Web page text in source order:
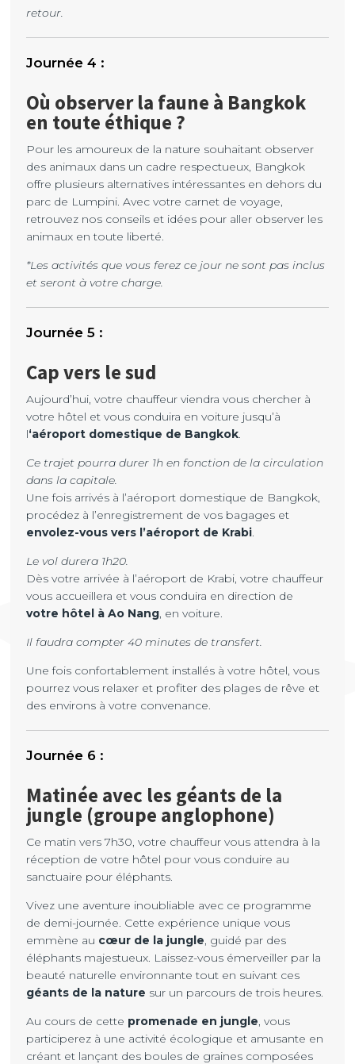
retour.
Où observer la faune à Bangkok
en toute éthique ?
Pour les amoureux de la nature souhaitant observer
des animaux dans un cadre respectueux, Bangkok
offre plusieurs alternatives intéressantes en dehors du
parc de Lumpini. Avec votre carnet de voyage,
retrouvez nos conseils et idées pour aller observer les
animaux en toute liberté.
*Les activités que vous ferez ce jour ne sont pas inclus
et seront à votre charge.
Cap vers le sud
Aujourd’hui, votre chauffeur viendra vous chercher à
votre hôtel et vous conduira en voiture jusqu’à
l‘aéroport domestique de Bangkok
Ce trajet pourra durer 1h en fonction de la circulation
dans la capitale.
Une fois arrivés à l’aéroport domestique de Bangkok,
procédez à l’enregistrement de vos bagages et
envolez-vous vers l’aéroport de Krabi
Le vol durera 1h20.
Dès votre arrivée à l’aéroport de Krabi, votre chauffeur
vous accueillera et vous conduira en direction de
votre hôtel à Ao Nang , en voiture.
Il faudra compter 40 minutes de transfert.
Une fois confortablement installés à votre hôtel, vous
pourrez vous relaxer et profiter des plages de rêve et
des environs à votre convenance.
Matinée avec les géants de la
jungle (groupe anglophone)
Ce matin vers 7h30, votre chauffeur vous attendra à la
réception de votre hôtel pour vous conduire au
sanctuaire pour éléphants.
Vivez une aventure inoubliable avec ce programme
de demi-journée. Cette expérience unique vous
emmène au cœur de la jungle , guidé par des
éléphants majestueux. Laissez-vous émerveiller par la
beauté naturelle environnante tout en suivant ces
géants de la nature sur un parcours de trois heures.
Au cours de cette promenade en jungle , vous
participerez à une activité écologique et amusante en
créant et lançant des boules de graines composées